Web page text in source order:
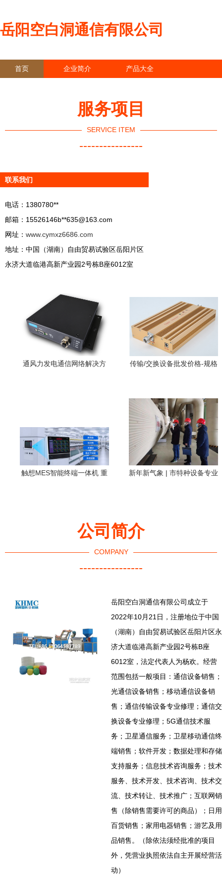
岳阳空白洞通信有限公司
首页 企业简介 产品大全
服务项目
SERVICE ITEM
----------------
联系我们
电话：1380780**
邮箱：15526146b**635@163.com
网址： www.cymxz6686.com
地址：中国（湖南）自由贸易试验区岳阳片区
永济大道临港高新产业园2号栋B座6012室
通风力发电通信网络解决方
传输/交换设备批发价格-规格
触想MES智能终端一体机 重
新年新气象 | 市特种设备专业
公司简介
COMPANY
----------------
岳阳空白洞通信有限公司成立于
2022年10月21日，注册地位于中国
（湖南）自由贸易试验区岳阳片区永
济大道临港高新产业园2号栋B座
6012室，法定代表人为杨欢。经营
范围包括一般项目：通信设备销售；
光通信设备销售；移动通信设备销
售；通信传输设备专业修理；通信交
换设备专业修理；5G通信技术服
务；卫星通信服务；卫星移动通信终
端销售；软件开发；数据处理和存储
支持服务；信息技术咨询服务；技术
服务、技术开发、技术咨询、技术交
流、技术转让、技术推广；互联网销
售（除销售需要许可的商品）；日用
百货销售；家用电器销售；游艺及用
品销售。（除依法须经批准的项目
外，凭营业执照依法自主开展经营活
动）